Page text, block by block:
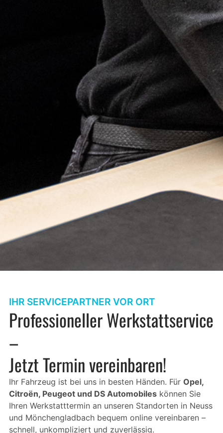
IHR SERVICEPARTNER VOR ORT
Professioneller Werkstattservice
–
Jetzt Termin vereinbaren!
Ihr Fahrzeug ist bei uns in besten Händen. Für Opel,
Citroën, Peugeot und DS Automobileskönnen Sie
Ihren Werkstatttermin an unseren Standorten in Neuss
und Mönchengladbach bequem online vereinbaren –
schnell, unkompliziert und zuverlässig.